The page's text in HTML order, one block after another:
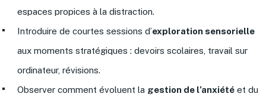
espaces propices à la distraction.
Introduire de courtes sessions d’exploration sensorielle
aux moments stratégiques : devoirs scolaires, travail sur
ordinateur, révisions.
Observer comment évoluent la gestion de l’anxiétéet du